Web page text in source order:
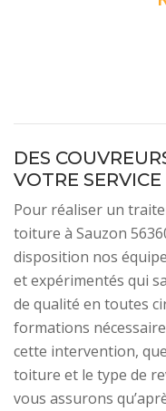
DES
VOTRE SERVICE
Pour réaliser un
toiture à Sauzon
disposition nos
et expérimentés qui
de qualité en toutes
formations
cette intervention,
toiture et le type de
vous assurons